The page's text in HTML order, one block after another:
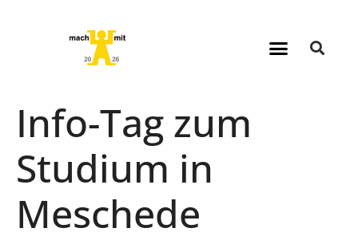
Info-Tag zum
Studium in
Meschede